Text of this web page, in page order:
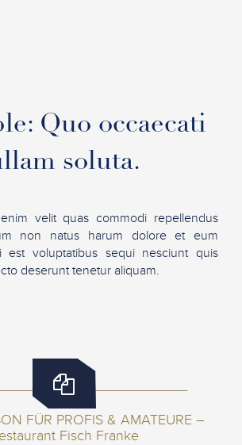
Quo occaecati
soluta.
velit quas commodi repellendus
non natus harum dolore et eum
est voluptatibus sequi nesciunt quis
deserunt tenetur aliquam.
FÜR PROFIS & AMATEURE –
Fisch Franke